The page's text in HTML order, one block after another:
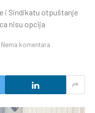
i Sindikatu otpuštanje
nisu opcija
Nema komentara